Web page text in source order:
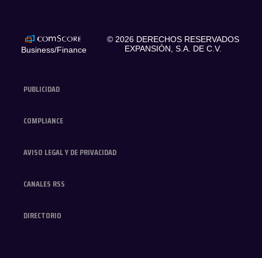
PUBLICIDAD
COMPLIANCE
AVISO LEGAL Y DE PRIVACIDAD
CANALES RSS
DIRECTORIO
Business/Finance
© 2026 DERECHOS RESERVADOS
EXPANSIÓN, S.A. DE C.V.